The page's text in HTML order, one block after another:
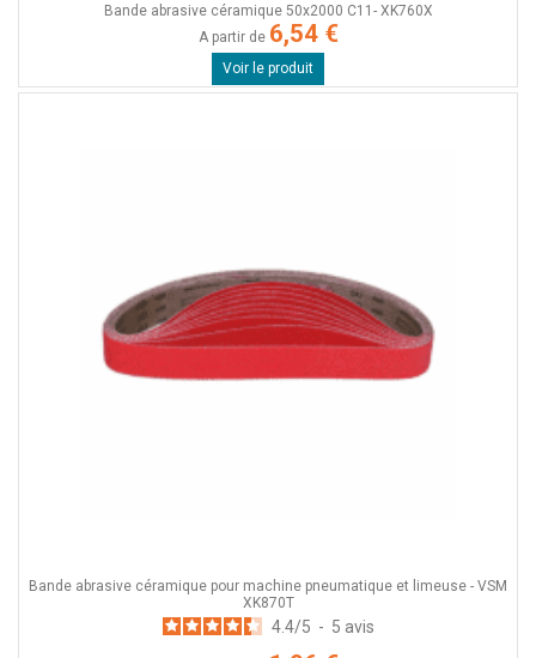
Bande abrasive céramique 50x2000 C11- XK760X
A partir de 6,54 €
Voir le produit
Bande abrasive céramique pour machine pneumatique et limeuse - VSM
XK870T
4.4/5 - 5 avis